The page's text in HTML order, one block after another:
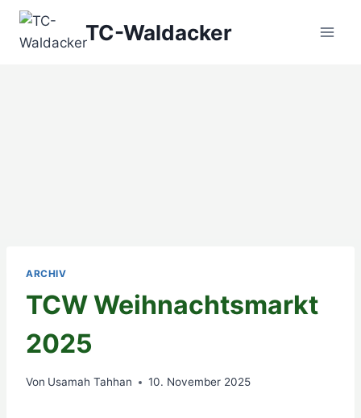
Zum
springen
TC-Waldacker
ARCHIV
TCW Weihnachtsmarkt
2025
Von Usamah Tahhan 10. November 2025